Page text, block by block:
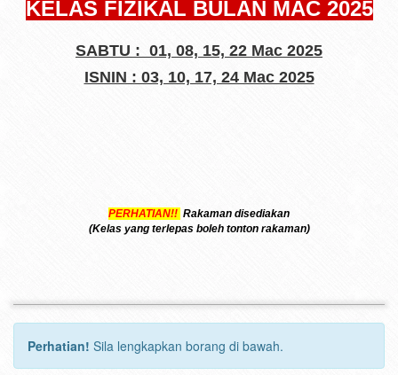
KELAS FIZIKAL BULAN MAC 2025
SABTU : 01, 08, 15, 22 Mac 2025
ISNIN : 03, 10, 17, 24 Mac 2025
PERHATIAN!! Rakaman disediakan
(Kelas yang terlepas boleh tonton rakaman)
Perhatian! Sila lengkapkan borang di bawah.